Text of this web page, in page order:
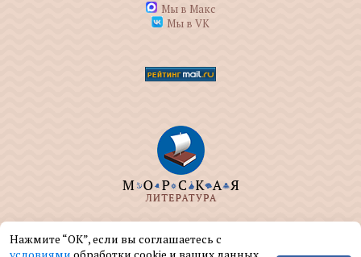
Мы в Макс
Мы в VK
ООО "МОРКНИГА" занимается изданием и
реализацией книг на морскую тематику.
Нажмите “ОК”, если вы соглашаетесь с